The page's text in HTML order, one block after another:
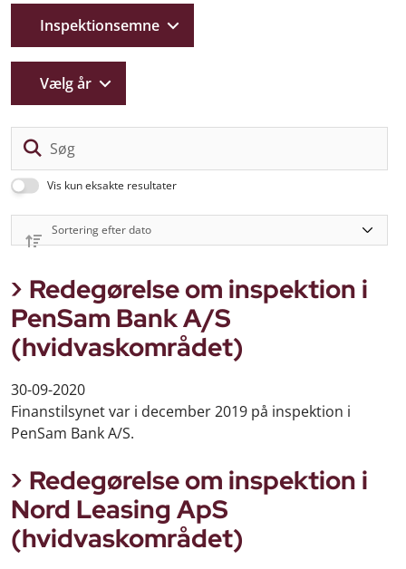
Vis kun eksakte resultater
Inspektionsemne
Vælg år
Redegørelse om inspektion i
PenSam Bank A/S
(hvidvaskområdet)
30-09-2020
Finanstilsynet var i december 2019 på inspektion i
PenSam Bank A/S.
Redegørelse om inspektion i
Nord Leasing ApS
(hvidvaskområdet)